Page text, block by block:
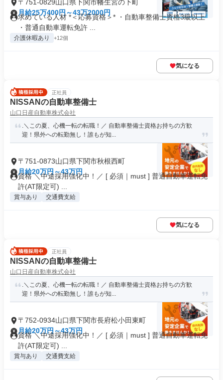
〒751-0829山口県下関市幡生宮の下町
月給25万400円～43万2000円
求めている人材 *＜応募資格＞* ・自動車整備士資格3級以上
・普通自動車運転免許 ...
介護休暇あり +12個
気になる
正社員
NISSANの自動車整備士
山口日産自動車株式会社
.＼この夏、心機一転の転職！／ 自動車整備士資格お持ちの方歓
迎！県外への転勤無し！誰もが知...
〒751-0873山口県下関市秋根西町
月給20万円～43万円
資格 ＼中途採用強化中！／ [ 必須｜must ] 普通自動車運転免
許(AT限定可) ...
賞与あり 交通費支給
気になる
正社員
NISSANの自動車整備士
山口日産自動車株式会社
.＼この夏、心機一転の転職！／ 自動車整備士資格お持ちの方歓
迎！県外への転勤無し！誰もが知...
〒752-0934山口県下関市長府松小田東町
月給20万円～43万円
資格 ＼中途採用強化中！／ [ 必須｜must ] 普通自動車運転免
許(AT限定可) ...
賞与あり 交通費支給